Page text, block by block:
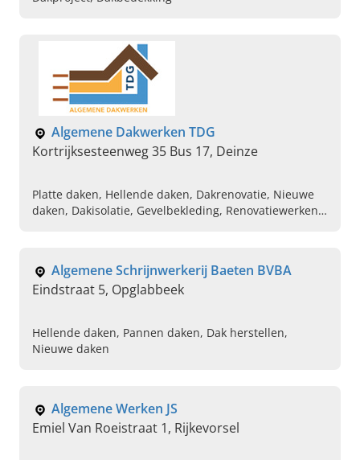
Algemene Dakwerken TDG
Kortrijksesteenweg 35 Bus 17, Deinze
Platte daken, Hellende daken, Dakrenovatie, Nieuwe
daken, Dakisolatie, Gevelbekleding, Renovatiewerken,
Algemene Schrijnwerkerij Baeten BVBA
Eindstraat 5, Opglabbeek
Hellende daken, Pannen daken, Dak herstellen,
Nieuwe daken
Algemene Werken JS
Emiel Van Roeistraat 1, Rijkevorsel